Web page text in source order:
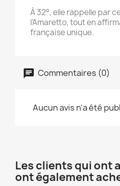
À 32°, elle rappelle par
l’Amaretto, tout en
française unique.
Commentaires (0)
Aucun avis n'a été
Les clients qui ont
ont également